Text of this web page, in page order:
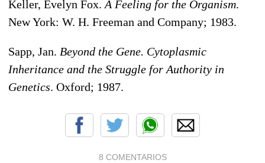
Keller, Evelyn Fox. A Feeling for the Organism.
New York: W. H. Freeman and Company; 1983.
Sapp, Jan. Beyond the Gene. Cytoplasmic
Inheritance and the Struggle for Authority in
Genetics. Oxford; 1987.
8 COMENTARIOS